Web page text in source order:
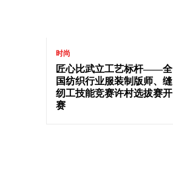
时尚
匠心比武立工艺标杆——全
国纺织行业服装制版师、缝
纫工技能竞赛许村选拔赛开
赛